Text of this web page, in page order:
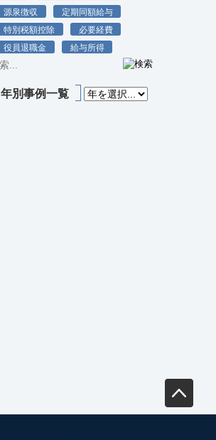
源泉徴収
定期同額給与
特別税額控除
必要経費
役員退職金
給与所得
年別事例一覧